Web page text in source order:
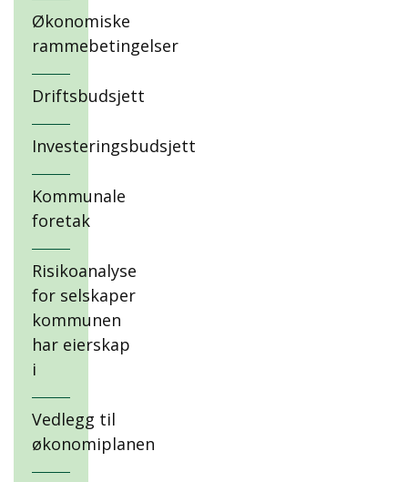
Økonomiske
rammebetingelser
Driftsbudsjett
Investeringsbudsjett
Kommunale
foretak
Risikoanalyse
for selskaper
kommunen
har eierskap
i
Vedlegg til
økonomiplanen